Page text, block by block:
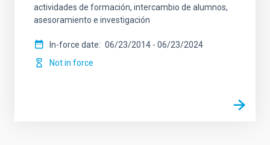
actividades de formación, intercambio de alumnos,
asesoramiento e investigación
In-force date 06/23/2014 - 06/23/2024
Not in force